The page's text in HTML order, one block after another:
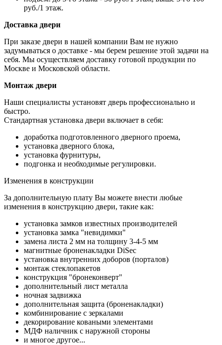
руб./1 этаж.
Доставка двери
При заказе двери в нашей компании Вам не нужно
задумываться о доставке - мы берем решение этой задачи на
себя. Мы осуществляем доставку готовой продукции по
Москве и Московской области.
Монтаж двери
Наши специалисты установят дверь профессионально и
быстро.
Стандартная установка двери включает в себя:
доработка подготовленного дверного проема,
установка дверного блока,
установка фурнитуры,
подгонка и необходимые регулировки.
Изменения в конструкции
За дополнительную плату Вы можете внести любые
изменения в конструкцию двери, такие как:
установка замков известных производителей
установка замка "невидимки"
замена листа 2 мм на толщину 3-4-5 мм
магнитные броненакладки DiSec
установка внутренних доборов (порталов)
монтаж стеклопакетов
конструкция "бронеконверт"
дополнительный лист металла
ночная задвижка
дополнительная защита (броненакладки)
комбинирование с зеркалами
декорирование коваными элементами
МДФ наличник с наружной стороны
и многое другое...